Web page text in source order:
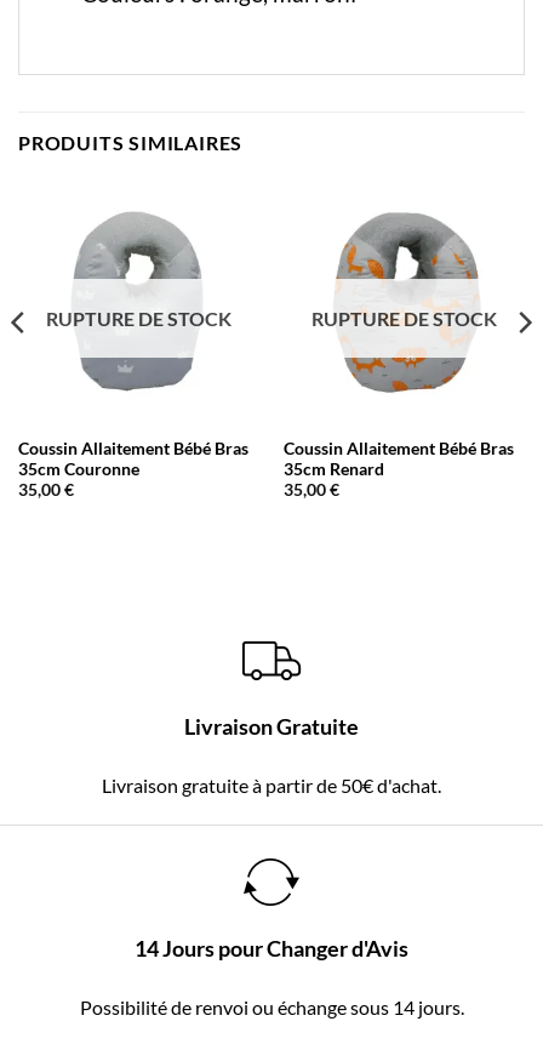
PRODUITS SIMILAIRES
RUPTURE DE STOCK
Coussin Allaitement Bébé Bras
35cm Couronne
35,00€
RUPTURE DE STOCK
Coussin Allaitement Bébé Bras
35cm Renard
35,00€
Livraison Gratuite
Livraison gratuite à partir de 50€ d'achat.
14 Jours pour Changer d'Avis
Possibilité de renvoi ou échange sous 14 jours.